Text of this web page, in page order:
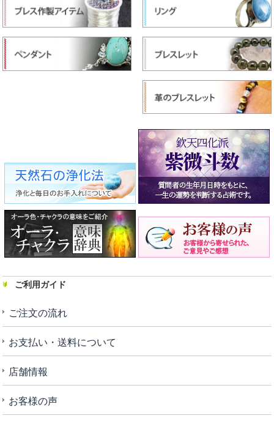
ご利用ガイド
ご注文の流れ
お支払い・送料について
店舗情報
お客様の声